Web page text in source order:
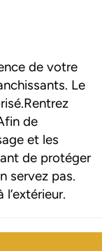
de votre
Le
de
et les
de protéger
servez pas.